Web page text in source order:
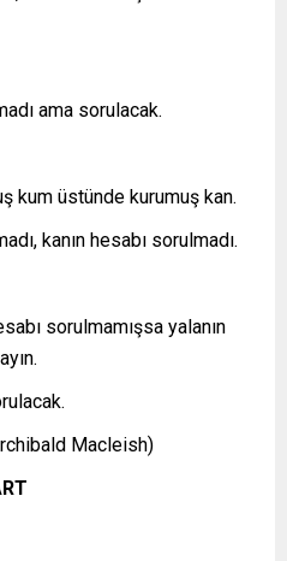
ama sorulacak.
kum üstünde kurumuş kan.
kanın hesabı sorulmadı.
sorulmamışsa yalanın
Macleish)